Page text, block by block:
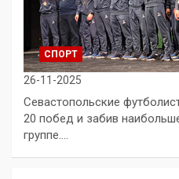
СПОРТ
26-11-2025
Севастопольские
20 побед и забив
группе.…